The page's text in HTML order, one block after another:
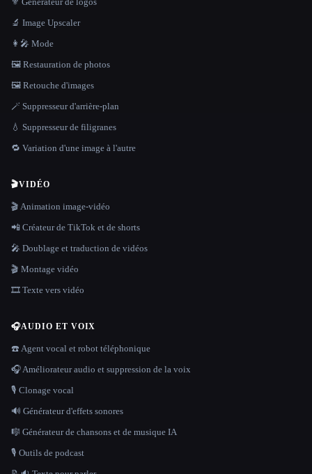
🔬 Image Upscaler
👩‍🎤 Mode
🖼️ Restauration de photos
🖼️ Retouche d'images
🪄 Suppresseur d'arrière-plan
💧 Suppresseur de filigranes
🔁 Variation d'une image à l'autre
🎬VIDÉO
🎬 Animation image-vidéo
📲 Créateur de TikTok et de shorts
🎤 Doublage et traduction de vidéos
🎬 Montage vidéo
🎞️ Texte vers vidéo
🎧AUDIO ET VOIX
☎️ Agent vocal et robot téléphonique
🎧 Améliorateur audio et suppression de la voix
🎙️ Clonage vocal
🔊 Générateur d'effets sonores
🎼 Générateur de chansons et de musique IA
🎙️ Outils de podcast